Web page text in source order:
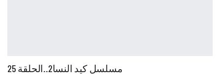
مسلسل كيد النسا2..الحلقة 25